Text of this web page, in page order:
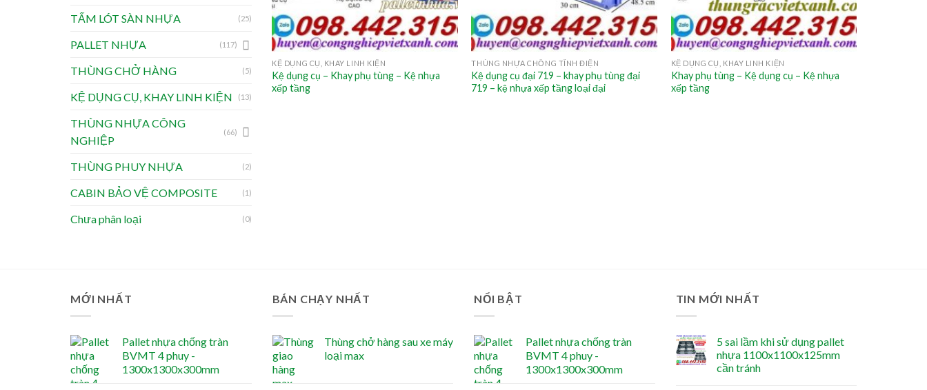
TẤM LÓT SÀN NHỰA (25)
PALLET NHỰA (117)
THÙNG CHỞ HÀNG (5)
KỆ DỤNG CỤ, KHAY LINH KIỆN (13)
THÙNG NHỰA CÔNG
NGHIỆP
(66)
THÙNG PHUY NHỰA (2)
CABIN BẢO VỆ COMPOSITE (1)
Chưa phân loại (0)
KỆ DỤNG CỤ, KHAY LINH KIỆN
Kệ dụng cụ – Khay phụ tùng – Kệ nhựa
xếp tầng
THÙNG NHỰA CHỐNG TĨNH ĐIỆN
Kệ dụng cụ đại 719 – khay phụ tùng đại
719 – kệ nhựa xếp tầng loại đại
KỆ DỤNG CỤ, KHAY LINH KIỆN
Khay phụ tùng – Kệ dụng cụ – Kệ nhựa
xếp tầng
MỚI NHẤT
Pallet nhựa chống tràn
BVMT 4 phuy -
1300x1300x300mm
BÁN CHẠY NHẤT
Thùng chở hàng sau xe máy
loại max
NỔI BẬT
Pallet nhựa chống tràn
BVMT 4 phuy -
1300x1300x300mm
TIN MỚI NHẤT
5 sai lầm khi sử dụng pallet
nhựa 1100x1100x125mm
cần tránh